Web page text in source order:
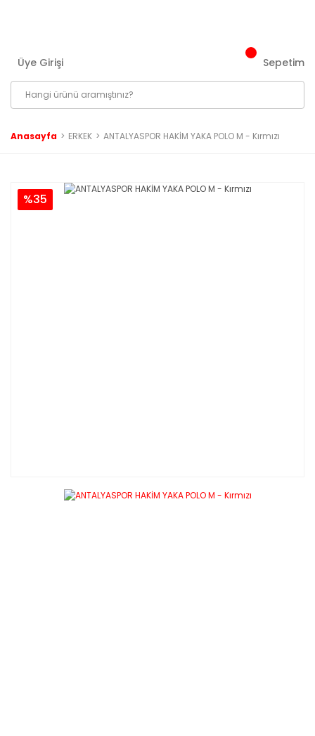
Üye Girişi Sepetim
Anasayfa ERKEK ANTALYASPOR HAKİM YAKA POLO M - Kırmızı
%35